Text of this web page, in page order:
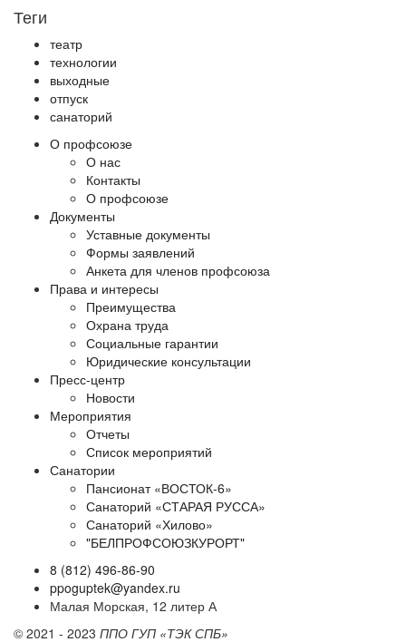
Теги
театр
технологии
выходные
отпуск
санаторий
О профсоюзе
О нас
Контакты
О профсоюзе
Документы
Уставные документы
Формы заявлений
Анкета для членов профсоюза
Права и интересы
Преимущества
Охрана труда
Социальные гарантии
Юридические консультации
Пресс-центр
Новости
Мероприятия
Отчеты
Список мероприятий
Санатории
Пансионат «ВОСТОК-6»
Санаторий «СТАРАЯ РУССА»
Санаторий «Хилово»
"БЕЛПРОФСОЮЗКУРОРТ"
8 (812) 496-86-90
ppoguptek@yandex.ru
Малая Морская, 12 литер А
© 2021 - 2023 ППО ГУП «ТЭК СПБ»